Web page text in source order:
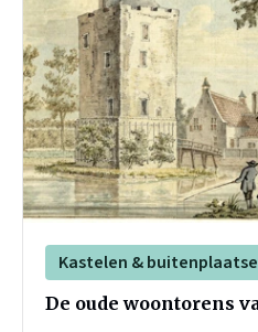
Kastelen &
De oude woontorens